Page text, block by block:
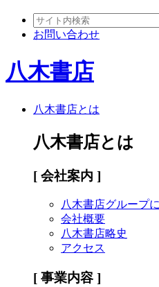
お問い合わせ
八木書店
八木書店とは
八木書店とは
[ 会社案内 ]
八木書店グループ
会社概要
八木書店略史
アクセス
[ 事業内容 ]